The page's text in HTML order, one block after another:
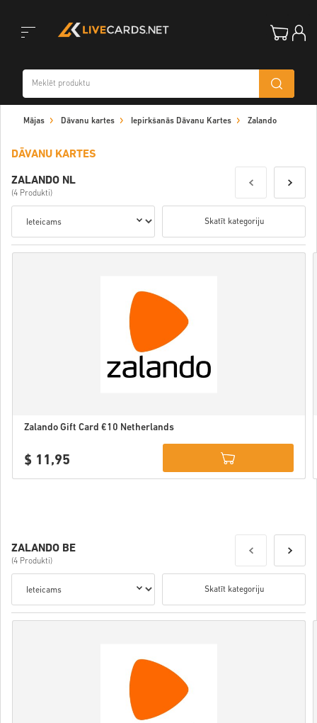
Mājas Dāvanu kartes Iepirkšanās Dāvanu Kartes Zalando
DĀVANU KARTES
ZALANDO NL
(4 Produkti)
Skatīt kategoriju
Zalando Gift Card €10 Netherlands
$ 11,95
ZALANDO BE
(4 Produkti)
Skatīt kategoriju